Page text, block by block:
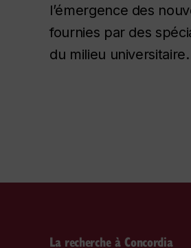
l’émergence des
fournies par des
du milieu universitaire.
La recherche à Concordia